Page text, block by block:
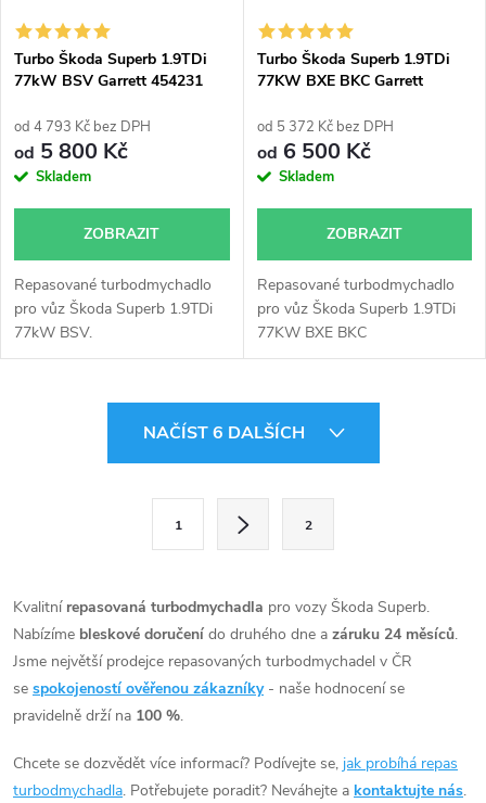
Turbo Škoda Superb 1.9TDi
77kW BSV Garrett 454231
od 4 793 Kč bez DPH
od 5 800 Kč
Skladem
ZOBRAZIT
Repasované turbodmychadlo
pro vůz Škoda Superb 1.9TDi
77kW BSV.
Turbo Škoda Superb 1.9TDi
77KW BXE BKC Garrett
od 5 372 Kč bez DPH
od 6 500 Kč
Skladem
ZOBRAZIT
Repasované turbodmychadlo
pro vůz Škoda Superb 1.9TDi
77KW BXE BKC
d
a
c
í
p
NAČÍST 6 DALŠÍCH
á
n
k
o
v
á
n
1 2
Kvalitní repasovaná turbodmychadla pro vozy Škoda Superb.
Nabízíme bleskové doručení do druhého dne a záruku 24 měsíců.
Jsme největší prodejce repasovaných turbodmychadel v ČR
se spokojeností ověřenou zákazníky - naše hodnocení se
pravidelně drží na 100 %.
Chcete se dozvědět více informací? Podívejte se, jak probíhá repas
turbodmychadla. Potřebujete poradit? Neváhejte a kontaktujte nás.